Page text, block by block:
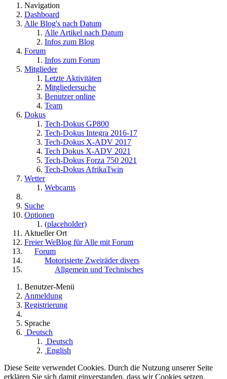
Navigation
Dashboard
Alle Blog's nach Datum
Alle Artikel nach Datum
Infos zum Blog
Forum
Infos zum Forum
Mitglieder
Letzte Aktivitäten
Mitgliedersuche
Benutzer online
Team
Dokus
Tech-Dokus GP800
Tech-Dokus Integra 2016-17
Tech-Dokus X-ADV 2017
Tech Dokus X-ADV 2021
Tech-Dokus Forza 750 2021
Tech-Dokus AfrikaTwin
Wetter
Webcams
Suche
Optionen
(placeholder)
Aktueller Ort
Freier WeBlog für Alle mit Forum
Forum
Motorisierte Zweiräder divers
Allgemein und Technisches
Benutzer-Menü
Anmeldung
Registrierung
Sprache
Deutsch
Deutsch
English
Diese Seite verwendet Cookies. Durch die Nutzung unserer Seite
erklären Sie sich damit einverstanden, dass wir Cookies setzen.